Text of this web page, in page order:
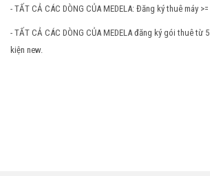
- TẤT CẢ CÁC DÒNG CỦA MEDELA: Đăng ký thuê máy
- TẤT CẢ CÁC DÒNG CỦA MEDELA đăng ký gói thuê từ
kiện new.